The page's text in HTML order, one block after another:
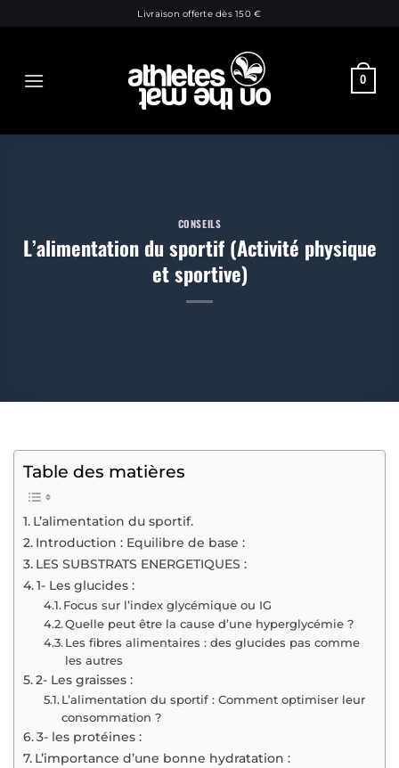
au
Livraison offerte dès 150 €
0
CONSEILS
L’alimentation du sportif (Activité physique
et sportive)
Table des matières
L’alimentation du sportif.
Introduction : Equilibre de base :
LES SUBSTRATS ENERGETIQUES :
1- Les glucides :
Focus sur l’index glycémique ou IG
Quelle peut être la cause d’une hyperglycémie ?
Les fibres alimentaires : des glucides pas comme
les autres
2- Les graisses :
L’alimentation du sportif : Comment optimiser leur
consommation ?
3- les protéines :
L’importance d’une bonne hydratation :